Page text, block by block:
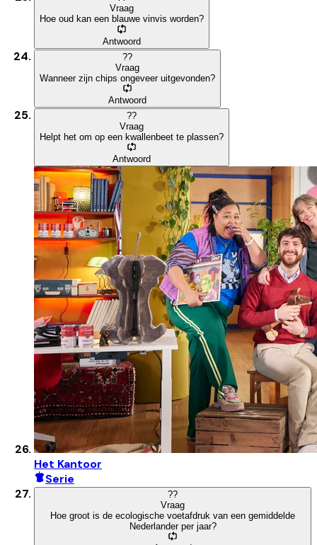
Vraag
Hoe oud kan een blauwe vinvis worden?
Antwoord
??
Vraag
Wanneer zijn chips ongeveer uitgevonden?
Antwoord
??
Vraag
Helpt het om op een kwallenbeet te plassen?
Antwoord
Het Kantoor
Serie
??
Vraag
Hoe groot is de ecologische voetafdruk van een gemiddelde
Nederlander per jaar?